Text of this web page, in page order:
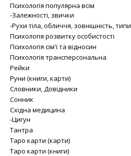
Психологія популярна всім
-Залежності, звички
-Рухи тіла, обличчя, зовнішність, типи
Психологія розвитку особистості
Психологія сім'ї та відносин
Психологія трансперсональна
Рейки
Руни (книги, карти)
Словники, Довідники
Сонник
Східна медицина
-Цигун
Тантра
Таро карти (карти)
Таро карти (книги)